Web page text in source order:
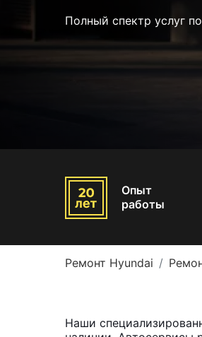
Полный спектр услуг
Опыт
работы
Ремонт Hyundai
Наши